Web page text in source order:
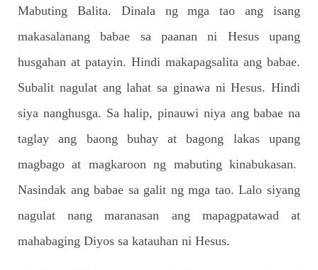
Mabuting Balita. Dinala ng mga tao ang isang
makasalanang babae sa paanan ni Hesus upang
husgahan at patayin. Hindi makapagsalita ang babae.
Subalit nagulat ang lahat sa ginawa ni Hesus. Hindi
siya nanghusga. Sa halip, pinauwi niya ang babae na
taglay ang baong buhay at bagong lakas upang
magbago at magkaroon ng mabuting kinabukasan.
Nasindak ang babae sa galit ng mga tao. Lalo siyang
nagulat nang maranasan ang mapagpatawad at
mahabaging Diyos sa katauhan ni Hesus.